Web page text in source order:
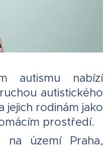
autismu nabízí
autistického
jejich rodinám jako
prostředí.
na území Praha,